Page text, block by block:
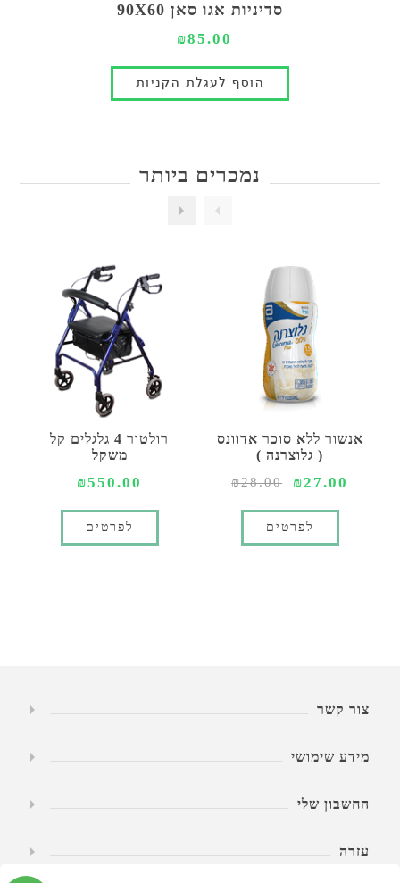
סדיניות אגו סאן 90X60
₪85.00
נמכרים ביותר
אנשור ללא סוכר אדוונס
( גלוצרנה )
₪27.00
₪28.00
לפרטים
רולטור 4 גלגלים קל
משקל
₪550.00
לפרטים
צור קשר
מידע שימושי
החשבון שלי
עזרה